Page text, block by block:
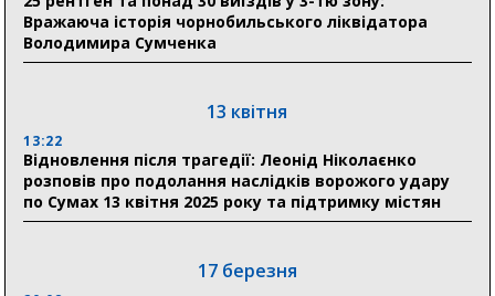
31 липня
17:52
«Укрексімбанк» припиняє виплату пенсій: у
Пенсійному фонді Сумщини пояснили, що робити
людям
Артем Кобзар вручив родинам 20 полеглих Героїв
відзнаки «Почесного громадянина міста Суми»
Вражаюча історія чорнобильського ліквідатора
Володимира Сумченка
13 квітня
13:22
Відновлення після трагедії: Леонід Ніколаєнко
розповів про подолання наслідків ворожого удару
по Сумах 13 квітня 2025 року та підтримку містян
17 березня